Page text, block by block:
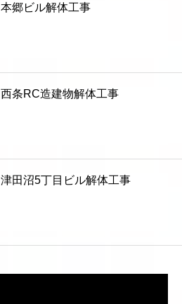
本郷ビル解体工事
西条RC造建物解体工事
津田沼5丁目ビル解体工事